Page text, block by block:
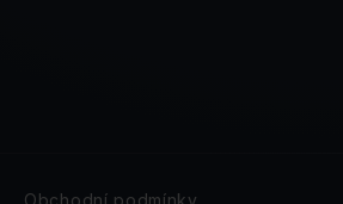
Obchodní podmínky